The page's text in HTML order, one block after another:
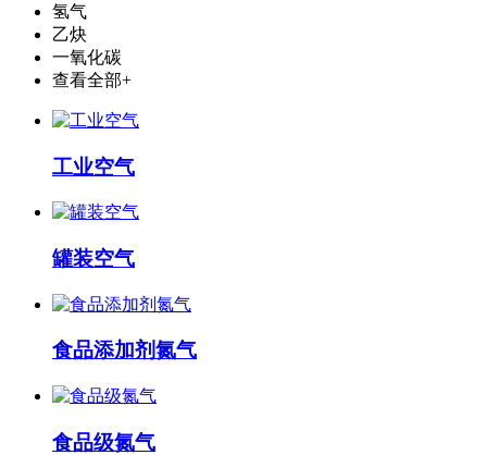
氢气
乙炔
一氧化碳
查看全部+
工业空气
罐装空气
食品添加剂氮气
食品级氮气